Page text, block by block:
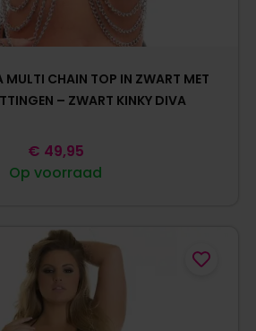
MULTI CHAIN TOP IN ZWART MET
– ZWART KINKY DIVA
Op voorraad
€ 49,95